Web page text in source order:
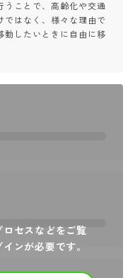
うことで、高齢化や交通
ではなく、様々な理由で
動したいときに自由に移
セスなどをご覧
ンが必要です。